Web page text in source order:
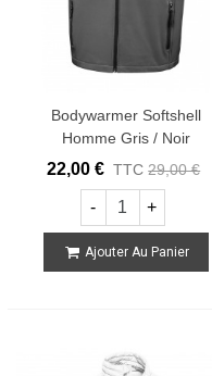
Bodywarmer Softshell
Homme Gris / Noir
22,00 € TTC 29,00 €
- +
Ajouter Au Panier